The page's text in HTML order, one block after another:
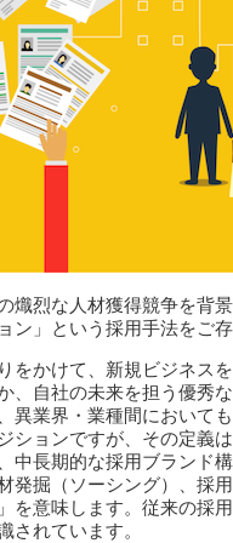
熾烈な人材獲得競争を背
ン」という採用手法をご
をかけて、新規ビジネス
、自社の未来を担う優秀
異業界・業種間において
ションですが、その定義
中長期的な採用ブランド
発掘（ソーシング）、採
を意味します。従来の採
されています。